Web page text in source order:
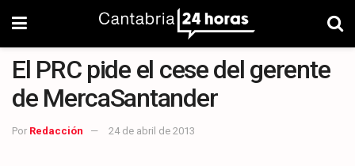
El PRC pide el cese del gerente
de MercaSantander
Por Redacción 24 de abril de 2013